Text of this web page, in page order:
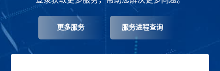
更多服务 服务进程查询